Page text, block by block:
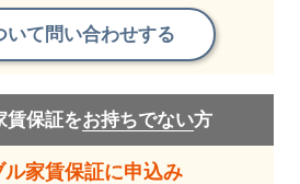
いて問い合わせする
賃保証をお持ちでない方
ル家賃保証に申込み